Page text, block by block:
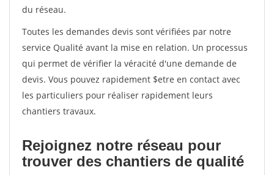
du réseau.
Toutes les demandes devis sont vérifiées par notre
service Qualité avant la mise en relation. Un processus
qui permet de vérifier la véracité d'une demande de
devis. Vous pouvez rapidement $etre en contact avec
les particuliers pour réaliser rapidement leurs
chantiers travaux.
Rejoignez notre réseau pour
trouver des chantiers de qualité